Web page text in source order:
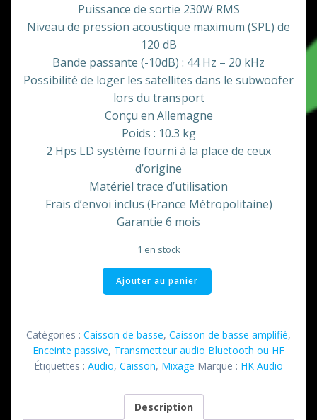
Puissance de sortie 230W RMS
Niveau de pression acoustique maximum (SPL) de
120 dB
Bande passante (-10dB) : 44 Hz – 20 kHz
Possibilité de loger les satellites dans le subwoofer
lors du transport
Conçu en Allemagne
Poids : 10.3 kg
2 Hps LD système fourni à la place de ceux
d’origine
Matériel trace d’utilisation
Frais d’envoi inclus (France Métropolitaine)
Garantie 6 mois
1 en stock
quantité
de
605
FX
Ajouter au panier
Catégories : Caisson de basse, Caisson de basse amplifié,
Enceinte passive, Transmetteur audio Bluetooth ou HF
Étiquettes : Audio, Caisson, Mixage Marque : HK Audio
Description